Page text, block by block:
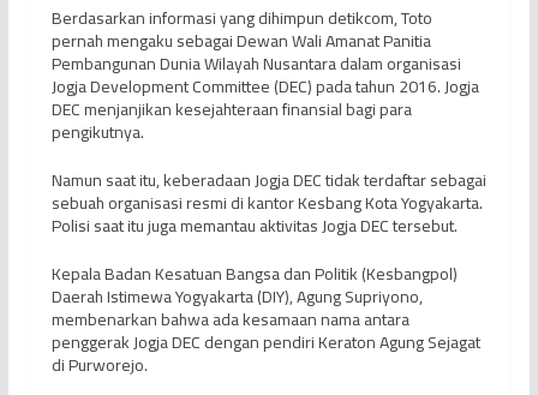
Berdasarkan informasi yang dihimpun detikcom, Toto
pernah mengaku sebagai Dewan Wali Amanat Panitia
Pembangunan Dunia Wilayah Nusantara dalam organisasi
Jogja Development Committee (DEC) pada tahun 2016. Jogja
DEC menjanjikan kesejahteraan finansial bagi para
pengikutnya.
Namun saat itu, keberadaan Jogja DEC tidak terdaftar sebagai
sebuah organisasi resmi di kantor Kesbang Kota Yogyakarta.
Polisi saat itu juga memantau aktivitas Jogja DEC tersebut.
Kepala Badan Kesatuan Bangsa dan Politik (Kesbangpol)
Daerah Istimewa Yogyakarta (DIY), Agung Supriyono,
membenarkan bahwa ada kesamaan nama antara
penggerak Jogja DEC dengan pendiri Keraton Agung Sejagat
di Purworejo.